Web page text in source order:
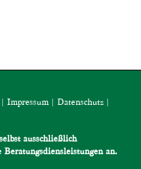
| Impressum | Datenschutz |
ausschließlich
an.